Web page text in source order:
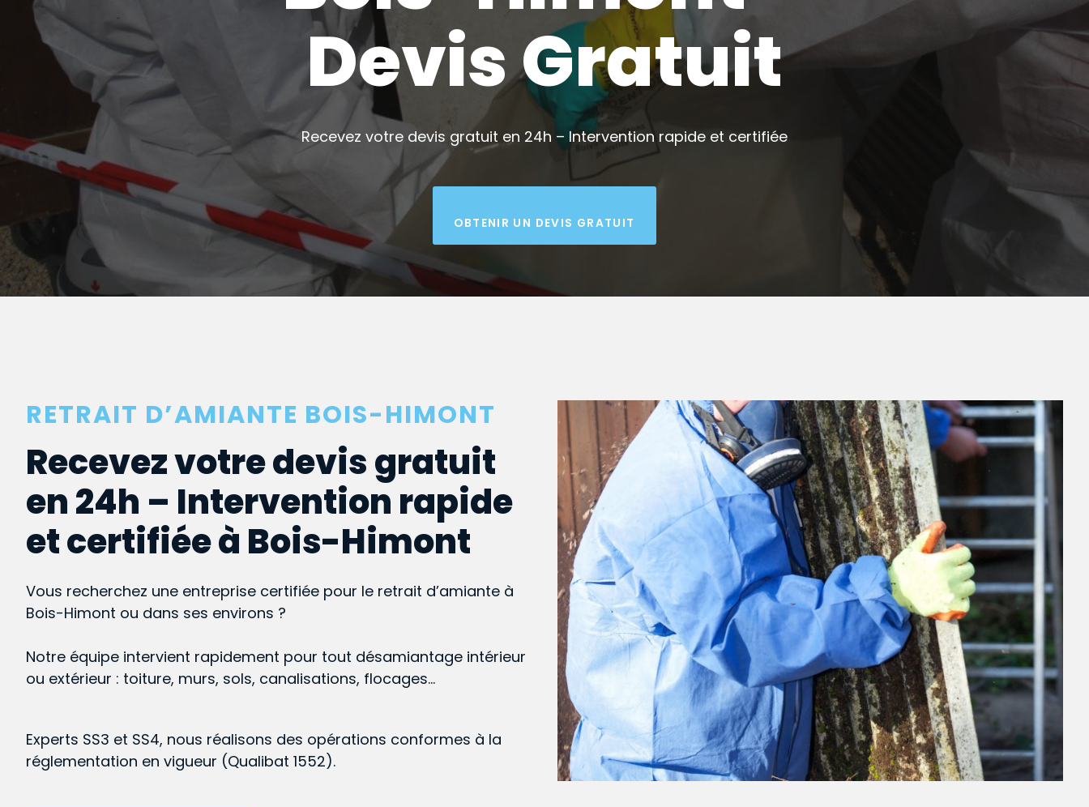
Devis Gratuit
Recevez votre devis gratuit en 24h – Intervention rapide et certifiée
OBTENIR UN DEVIS GRATUIT
RETRAIT D’AMIANTE BOIS-HIMONT
Recevez votre devis gratuit
en 24h – Intervention rapide
et certifiée à Bois-Himont
Vous recherchez une entreprise certifiée pour le retrait d’amiante à
Bois-Himont ou dans ses environs ?
Notre équipe intervient rapidement pour tout désamiantage intérieur
ou extérieur : toiture, murs, sols, canalisations, flocages…
Experts SS3 et SS4, nous réalisons des opérations conformes à la
réglementation en vigueur (Qualibat 1552).